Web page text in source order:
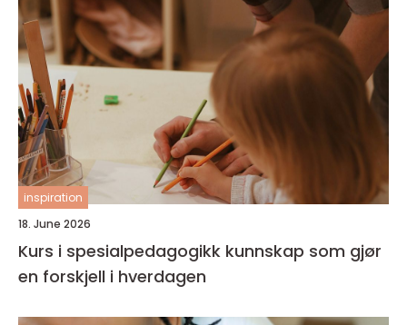
inspiration
18. June 2026
Kurs i spesialpedagogikk kunnskap som gjør
en forskjell i hverdagen